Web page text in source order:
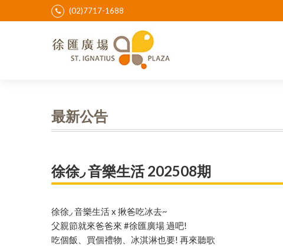
(02)7717-1688
最新公告
徐徐◞ 音樂生活 202508期
徐徐◞ 音樂生活 x 揪爸吃冰去~
父親節就來爸爸來 #徐匯廣場 過吧!
吃個飯、買個禮物、冰淇淋也要! 再來聽歌